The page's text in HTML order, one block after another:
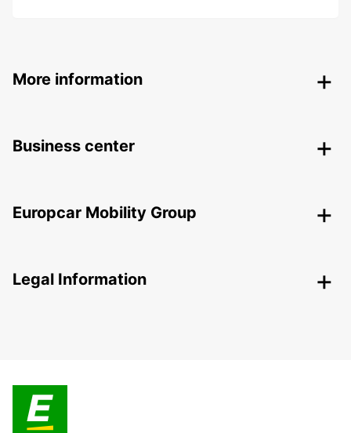
More information
Business center
Europcar Mobility Group
Legal Information